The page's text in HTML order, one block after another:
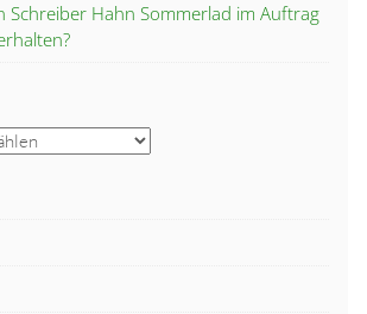
Schreiber Hahn Sommerlad im Auftrag